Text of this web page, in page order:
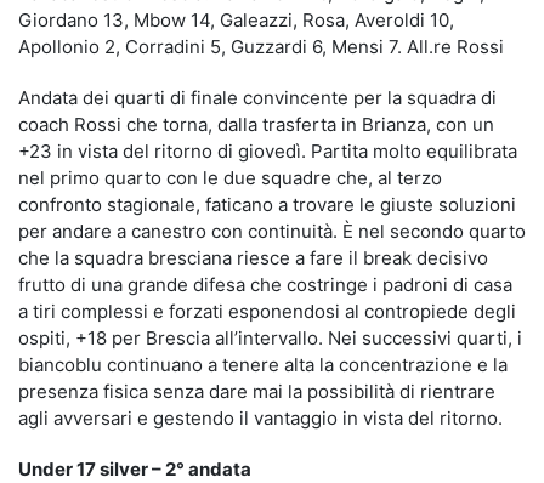
Giordano 13, Mbow 14, Galeazzi, Rosa, Averoldi 10,
Apollonio 2, Corradini 5, Guzzardi 6, Mensi 7. All.re Rossi
Andata dei quarti di finale convincente per la squadra di
coach Rossi che torna, dalla trasferta in Brianza, con un
+23 in vista del ritorno di giovedì. Partita molto equilibrata
nel primo quarto con le due squadre che, al terzo
confronto stagionale, faticano a trovare le giuste soluzioni
per andare a canestro con continuità. È nel secondo quarto
che la squadra bresciana riesce a fare il break decisivo
frutto di una grande difesa che costringe i padroni di casa
a tiri complessi e forzati esponendosi al contropiede degli
ospiti, +18 per Brescia all’intervallo. Nei successivi quarti, i
biancoblu continuano a tenere alta la concentrazione e la
presenza fisica senza dare mai la possibilità di rientrare
agli avversari e gestendo il vantaggio in vista del ritorno.
Under 17 silver – 2° andata